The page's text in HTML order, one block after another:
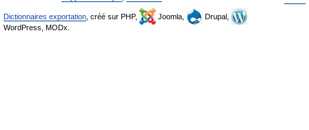
Dictionnaires exportation , créé sur PHP, Joomla,
Drupal,
WordPress, MODx.